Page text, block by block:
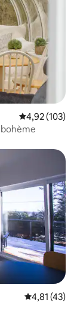
Évaluation
4,92 (103)
Évaluation
4,81 (43)